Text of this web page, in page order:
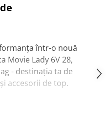
într-o nouă
Movie Lady 6V 28,
- destinația ta de
accesorii de top.